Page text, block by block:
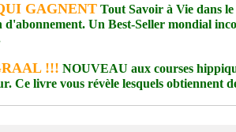
GAGNENT Tout Savoir à Vie dans le
Un Best-Seller mondial
!!! NOUVEAU aux courses
Ce livre vous révèle lesquels obtiennent